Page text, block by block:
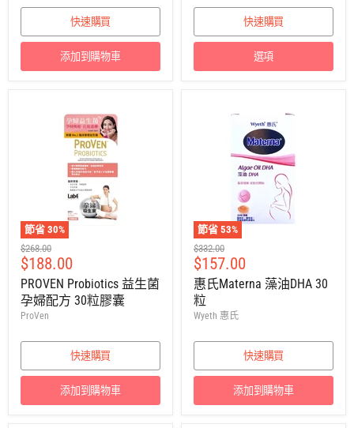
快速購買
添加到購物車
快速購買
選項
節省 30%
建
議
零
售
價
$268.00
售
價
$188.00
PROVEN Probiotics 益生菌
孕婦配方 30粒膠囊
ProVen
快速購買
添加到購物車
節省 53%
建
議
零
售
價
$332.00
售
價
$157.00
惠氏Materna 藻油DHA 30
粒
Wyeth 惠氏
快速購買
添加到購物車